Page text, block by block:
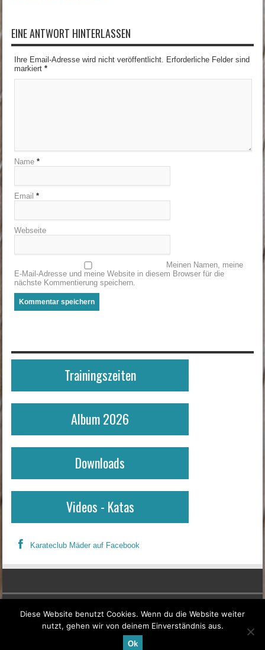
EINE ANTWORT HINTERLASSEN
Ihre Email-Adresse wird nicht veröffentlicht. Erforderliche Felder sind
markiert *
Name *
Email *
Webseite
Meinen Namen, meine
E-Mail-Adresse und meine Website in diesem Browser für die
nächste Kommentierung speichern.
Trainingszeiten
Album 2026
Downloads
Videos - Katas
Karateclub Mäder auf Facebook
Erklärung zur Informationspflicht
Kontakt & Impressum
Diese Website benutzt Cookies. Wenn du die Website weiter
nutzt, gehen wir von deinem Einverständnis aus.
Ok